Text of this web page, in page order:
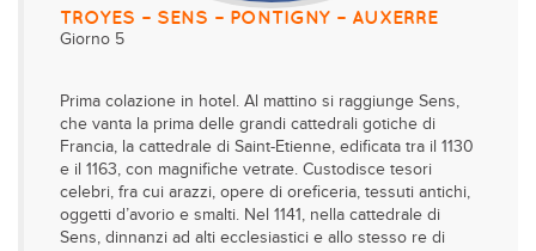
TROYES – SENS – PONTIGNY – AUXERRE
Giorno 5
Prima colazione in hotel. Al mattino si raggiunge Sens,
che vanta la prima delle grandi cattedrali gotiche di
Francia, la cattedrale di Saint-Etienne, edificata tra il 1130
e il 1163, con magnifiche vetrate. Custodisce tesori
celebri, fra cui arazzi, opere di oreficeria, tessuti antichi,
oggetti d’avorio e smalti. Nel 1141, nella cattedrale di
Sens, dinnanzi ad alti ecclesiastici e allo stesso re di